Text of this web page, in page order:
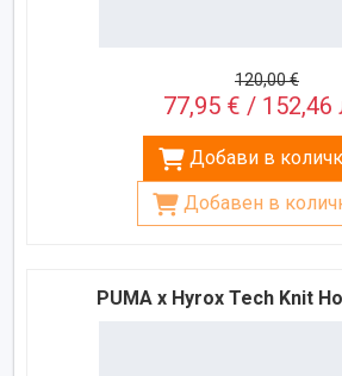
120,00 €
77,95 € / 152,46
Добави в
Добавен в
PUMA x Hyrox Tech Knit